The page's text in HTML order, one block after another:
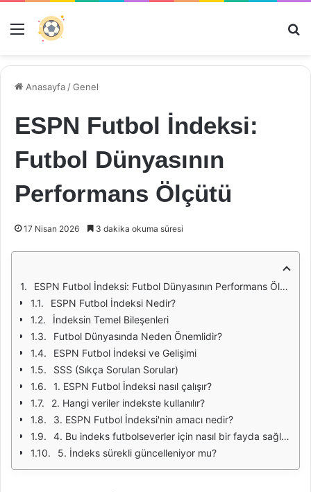
Menü
Anasayfa /Genel
ESPN Futbol İndeksi:
Futbol Dünyasının
Performans Ölçütü
17 Nisan 2026 3 dakika okuma süresi
ESPN Futbol İndeksi: Futbol Dünyasının Performans Ölçütü
ESPN Futbol İndeksi Nedir?
İndeksin Temel Bileşenleri
Futbol Dünyasında Neden Önemlidir?
ESPN Futbol İndeksi ve Gelişimi
SSS (Sıkça Sorulan Sorular)
1. ESPN Futbol İndeksi nasıl çalışır?
2. Hangi veriler indekste kullanılır?
3. ESPN Futbol İndeksi'nin amacı nedir?
4. Bu indeks futbolseverler için nasıl bir fayda sağlar?
5. İndeks sürekli güncelleniyor mu?